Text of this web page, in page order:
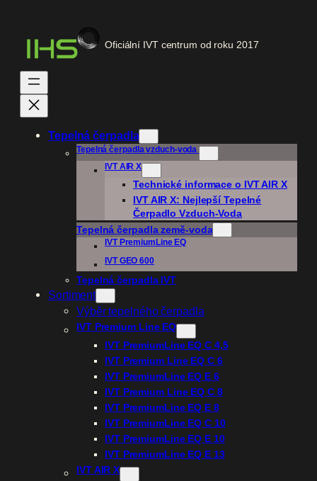
obsah
Oficiální IVT centrum od roku 2017
Tepelná čerpadla
Tepelná čerpadla vzduch-voda
IVT AIR X
Technické informace o IVT AIR X
IVT AIR X: Nejlepší Tepelné
Čerpadlo Vzduch-Voda
Tepelná čerpadlazemě-voda
IVT PremiumLine EQ
IVT GEO 600
Tepelná čerpadla IVT
Sortiment
Výběr tepelného čerpadla
IVT Premium Line EQ
IVT PremiumLine EQ C 4,5
IVT Premium Line EQ C 6
IVT PremiumLine EQ E 6
IVT Premium Line EQ C 8
IVT PremiumLine EQ E 8
IVT PremiumLine EQ C 10
IVT PremiumLine EQ E 10
IVT PremiumLine EQ E 13
IVT AIR X